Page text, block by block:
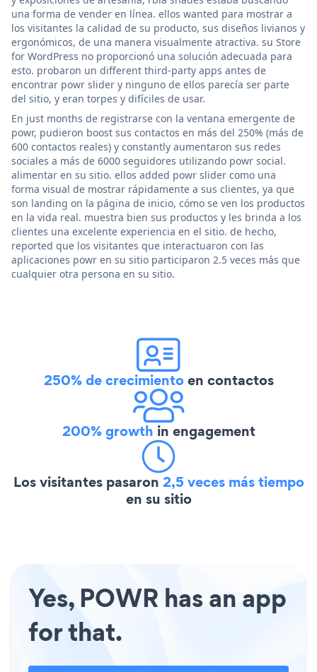
una forma de vender en línea. ellos wanted para mostrar a
los visitantes la calidad de su producto, sus diseños livianos y
ergonómicos, de una manera visualmente atractiva. su Store
for WordPress no proporcionó una solución adecuada para
esto. probaron un different third-party apps antes de
encontrar powr slider y ninguno de ellos parecía ser parte
del sitio, y eran torpes y difíciles de usar.
En just months de registrarse con la ventana emergente de
powr, pudieron boost sus contactos en más del 250% (más de
600 contactos reales) y constantly aumentaron sus redes
sociales a más de 6000 seguidores utilizando powr social.
alimentar en su sitio. ellos added powr slider como una
forma visual de mostrar rápidamente a sus clientes, ya que
son landing on la página de inicio, cómo se ven los productos
en la vida real. muestra bien sus productos y les brinda a los
clientes una excelente experiencia en el sitio. de hecho,
reported que los visitantes que interactuaron con las
aplicaciones powr en su sitio participaron 2.5 veces más que
cualquier otra persona en su sitio.
250% de crecimientoen contactos
200% growth in engagement
Los visitantes pasaron 2,5 veces más tiempo
en su sitio
Yes, POWR has an app
for that.